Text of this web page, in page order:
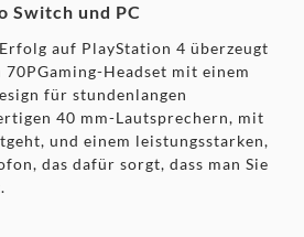
Switch und PC
auf PlayStation 4 überzeugt
70PGaming-Headset mit einem
für stundenlangen
40 mm-Lautsprechern, mit
und einem leistungsstarken,
das dafür sorgt, dass man Sie